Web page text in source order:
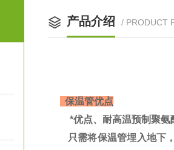
产品介绍 / PRODUCT
保温管优点
*优点、耐高温预制聚氨
只需将保温管埋入地下